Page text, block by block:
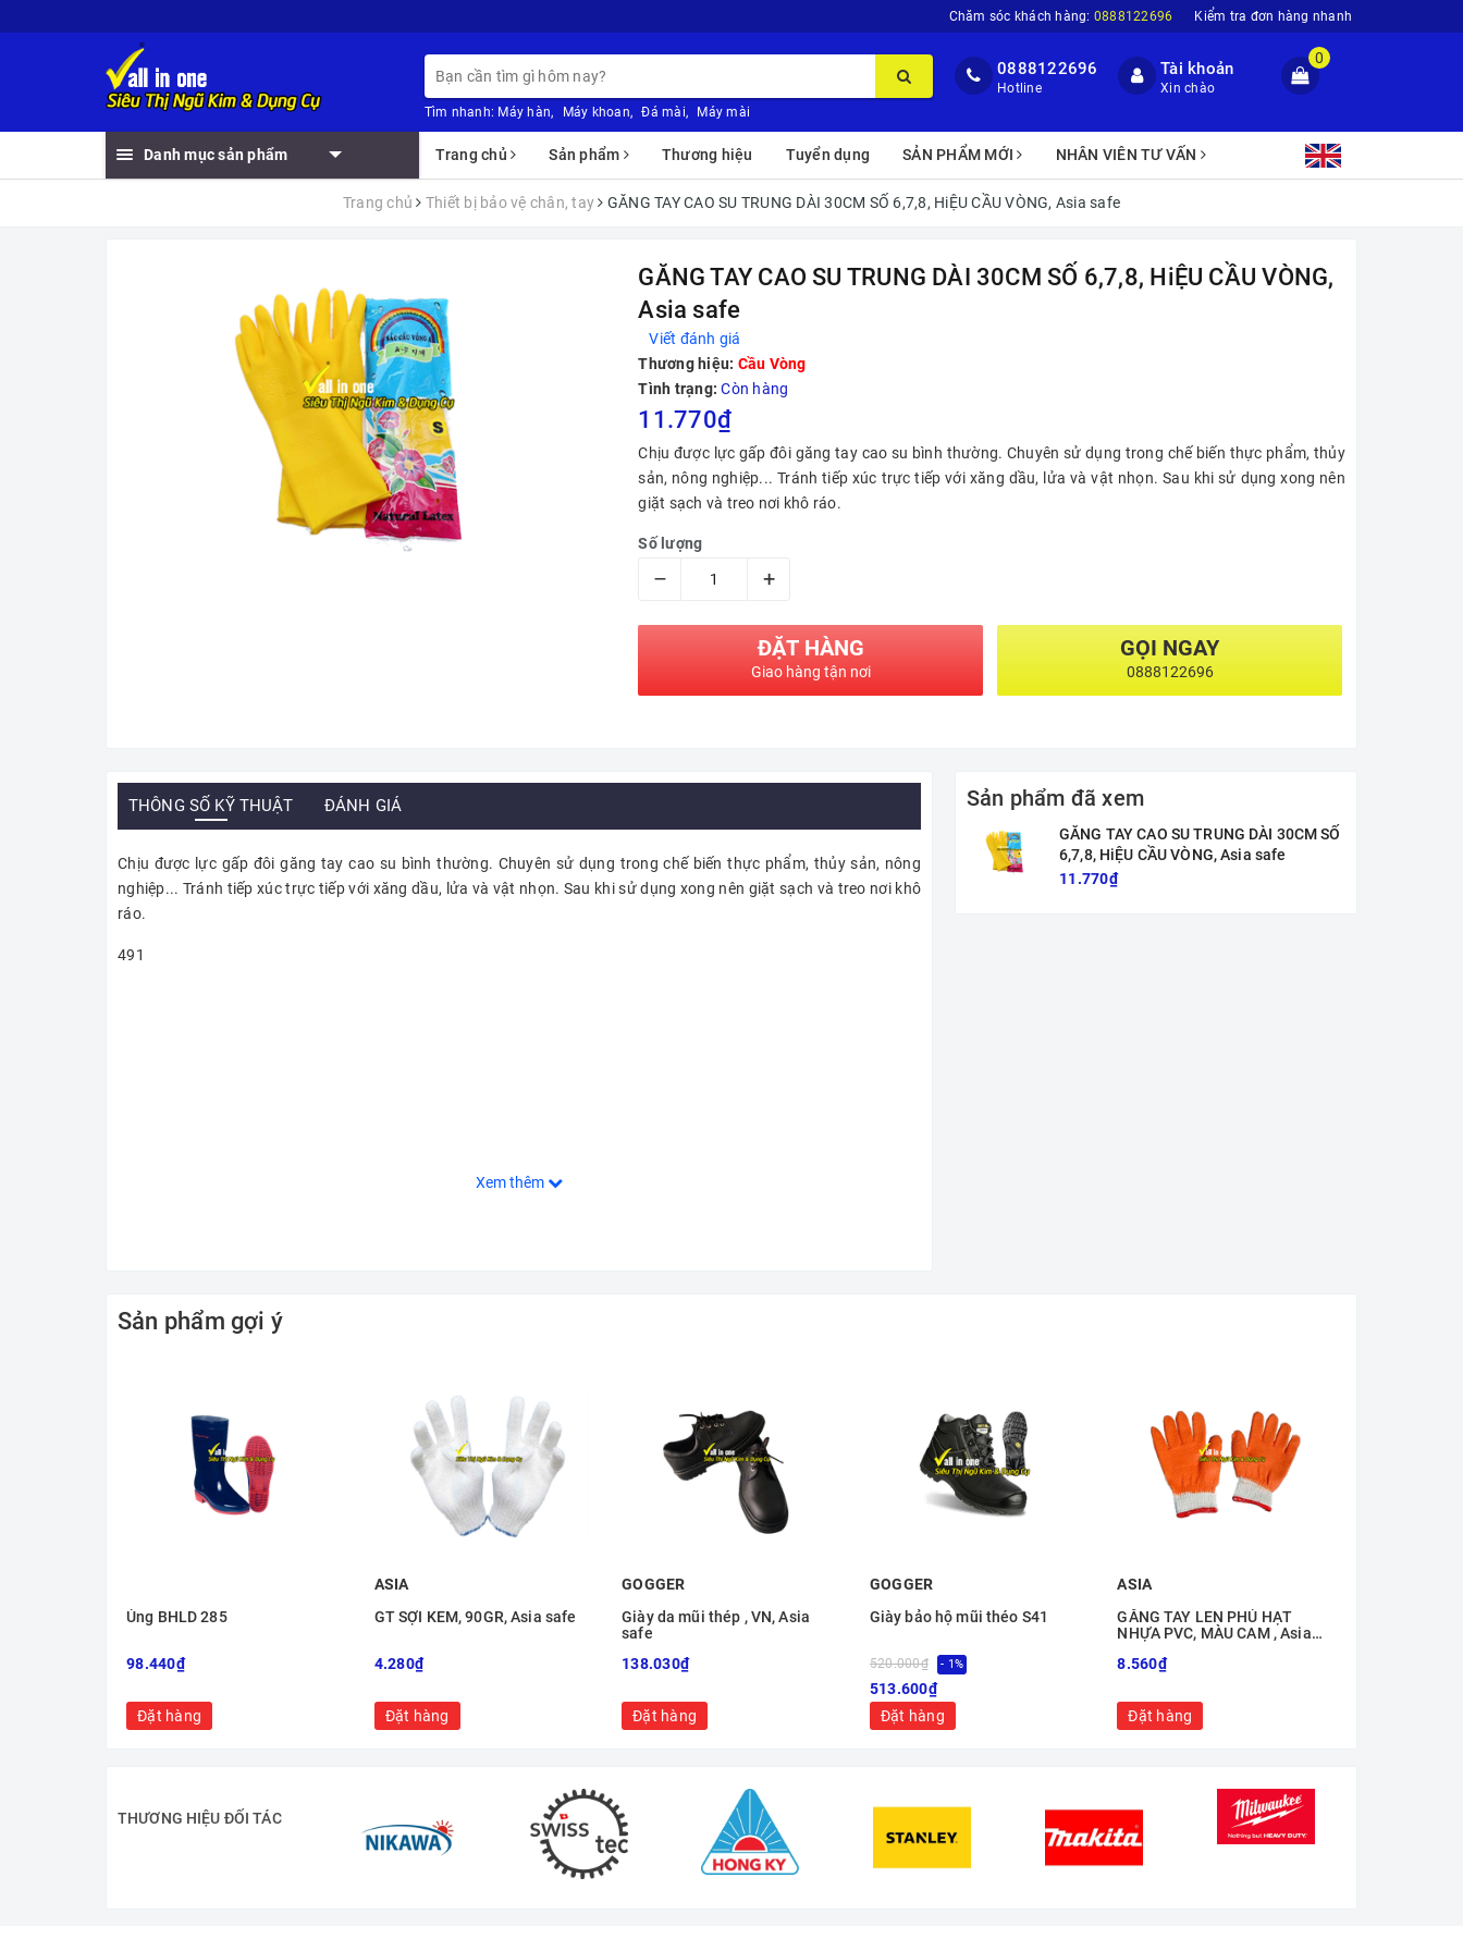
Chăm sóc khách hàng: 0888122696 Kiểm tra đơn hàng nhanh
Tìm nhanh: Máy hàn, Máy khoan, Đá mài, Máy mài
0888122696
Hotline
Tài khoản
Xin chào
0
Danh mục sản phẩm Trang chủ Sản phẩm Thương hiệu Tuyển dụng SẢN PHẨM MỚI NHÂN VIÊN TƯ VẤN
Trang chủ Thiết bị bảo vệ chân, tay GĂNG TAY CAO SU TRUNG DÀI 30CM SỐ 6,7,8, HiỆU CẦU VÒNG, Asia safe
GĂNG TAY CAO SU TRUNG DÀI 30CM SỐ 6,7,8, HiỆU CẦU VÒNG,
Asia safe
Viết đánh giá
Thương hiệu: Cầu Vòng
Tình trạng: Còn hàng
11.770₫
Chịu được lực gấp đôi găng tay cao su bình thường. Chuyên sử dụng trong chế biến thực phẩm, thủy
sản, nông nghiệp... Tránh tiếp xúc trực tiếp với xăng dầu, lửa và vật nhọn. Sau khi sử dụng xong nên
giặt sạch và treo nơi khô ráo.
Số lượng
– +
ĐẶT HÀNG
Giao hàng tận nơi
GỌI NGAY
0888122696
THÔNG SỐ KỸ THUẬT ĐÁNH GIÁ
Chịu được lực gấp đôi găng tay cao su bình thường. Chuyên sử dụng trong chế biến thực phẩm, thủy sản, nông
nghiệp... Tránh tiếp xúc trực tiếp với xăng dầu, lửa và vật nhọn. Sau khi sử dụng xong nên giặt sạch và treo nơi khô
ráo.
491
Xem thêm
Sản phẩm đã xem
GĂNG TAY CAO SU TRUNG DÀI 30CM SỐ
6,7,8, HiỆU CẦU VÒNG, Asia safe
11.770₫
Sản phẩm gợi ý
Ủng BHLD 285
98.440₫
Đặt hàng
ASIA
GT SỢI KEM, 90GR, Asia safe
4.280₫
Đặt hàng
GOGGER
Giày da mũi thép , VN, Asia
safe
138.030₫
Đặt hàng
GOGGER
Giày bảo hộ mũi théo S41
520.000₫ - 1%
513.600₫
Đặt hàng
ASIA
GĂNG TAY LEN PHỦ HẠT
NHỰA PVC, MÀU CAM , Asia
8.560₫
Đặt hàng
THƯƠNG HIỆU ĐỐI TÁC